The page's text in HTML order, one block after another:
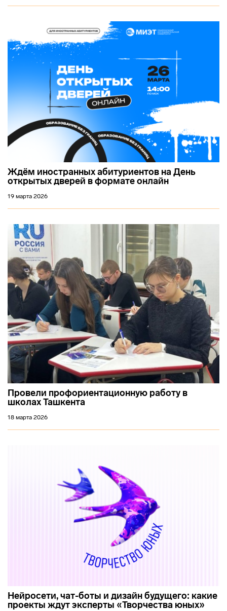
Ждём иностранных абитуриентов на День
открытых дверей в формате онлайн
19 марта 2026
Провели профориентационную работу в
школах Ташкента
18 марта 2026
Нейросети, чат-боты и дизайн будущего: какие
проекты ждут эксперты «Творчества юных»